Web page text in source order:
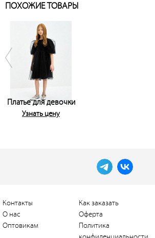
ПОХОЖИЕ ТОВАРЫ
Платье для девочки
Узнать цену
Контакты
О нас
Оптовикам
Как заказать
Оферта
Политика